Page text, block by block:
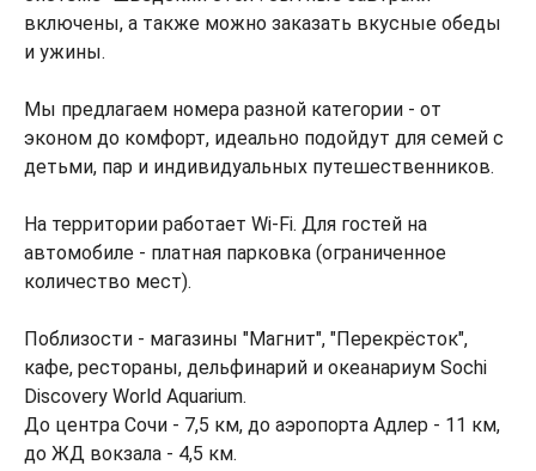
включены, а также можно заказать вкусные обеды
и ужины.
Мы предлагаем номера разной категории - от
эконом до комфорт, идеально подойдут для семей с
детьми, пар и индивидуальных путешественников.
На территории работает Wi-Fi. Для гостей на
автомобиле - платная парковка (ограниченное
количество мест).
Поблизости - магазины "Магнит", "Перекрёсток",
кафе, рестораны, дельфинарий и океанариум Sochi
Discovery World Aquarium.
До центра Сочи - 7,5 км, до аэропорта Адлер - 11 км,
до ЖД вокзала - 4,5 км.